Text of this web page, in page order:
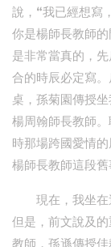
說，“我已經想寫
你是楊師長教師
是非常當真的，
合的時辰必定寫
桌，孫菊園傳授
楊周翰師長教師
時那場跨國愛情
楊師長教師這段舊
現在，我坐
但是，前文說及